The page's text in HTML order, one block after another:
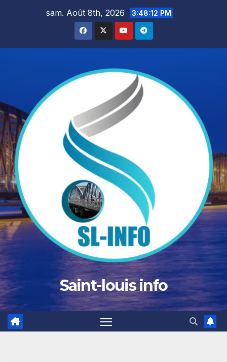
sam. Août 8th, 2026 3:48:14 PM
Saint-louis info